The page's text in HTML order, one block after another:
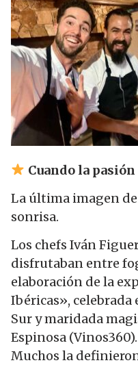
Cuando la
La última imagen
sonrisa.
Los chefs Iván
disfrutaban entre
elaboración de la
Ibéricas», celebrada
Sur y maridada
Espinosa (Vinos360).
Muchos la